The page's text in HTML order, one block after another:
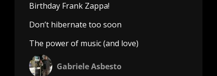
Birthday Frank Zappa!
Don’t hibernate too soon
The power of music (and love)
Gabriele Asbesto